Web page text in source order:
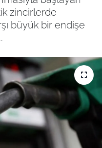
zincirlerde
büyük bir endişe